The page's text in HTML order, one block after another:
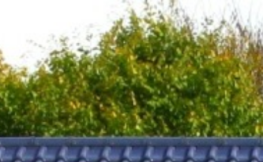
Termine
Club-Infos